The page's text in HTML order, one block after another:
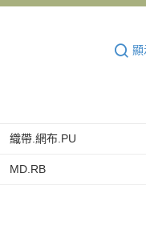
顯
織帶.網布.PU
MD.RB